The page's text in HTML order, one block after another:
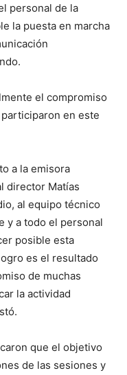
personal de la
la puesta en marcha
el compromiso
en este
a la emisora
director Matías
al equipo técnico
y a todo el personal
posible esta
es el resultado
de muchas
la actividad
que el objetivo
de las sesiones y